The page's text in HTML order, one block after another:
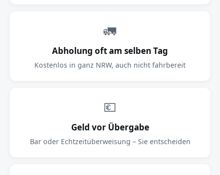
🚛
Abholung oft am selben Tag
Kostenlos in ganz NRW, auch nicht fahrbereit
💶
Geld vor Übergabe
Bar oder Echtzeitüberweisung – Sie entscheiden